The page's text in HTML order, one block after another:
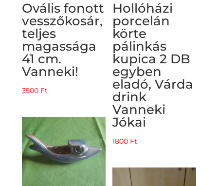
Ovális fonott
vesszőkosár,
teljes
magassága
41 cm.
Vanneki!
3500 Ft
Hollóházi
porcelán
körte
pálinkás
kupica 2 DB
egyben
eladó, Várda
drink
Vanneki
Jókai
1800 Ft